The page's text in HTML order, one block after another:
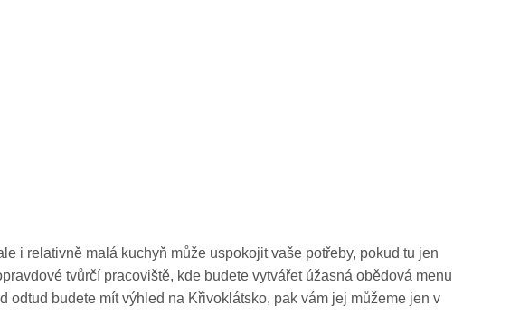
i relativně malá kuchyň může uspokojit vaše potřeby, pokud tu jen
tvůrčí pracoviště, kde budete vytvářet úžasná obědová menu
budete mít výhled na Křivoklátsko, pak vám jej můžeme jen v